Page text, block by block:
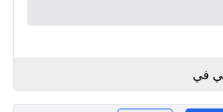
في